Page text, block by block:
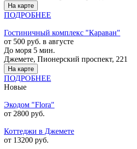
На карте
ПОДРОБНЕЕ
Гостиничный комплекс "Караван"
от 500 руб. в августе
До моря 5 мин.
Джемете, Пионерский проспект, 221
На карте
ПОДРОБНЕЕ
Новые
Экодом "Flora"
от 2800 руб.
Коттеджи в Джемете
от 13200 руб.